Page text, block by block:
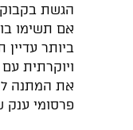
הגשת בקבוק
אם תשימו
ביותר
ויוקרתית
את המתנה
פרסומי